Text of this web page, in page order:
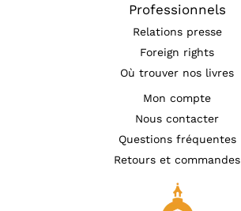
Professionnels
Relations presse
Foreign rights
Où trouver nos livres
Mon compte
Nous contacter
Questions fréquentes
Retours et commandes